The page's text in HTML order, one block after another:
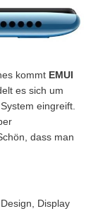
kommt EMUI
es sich um
eingreift.
dass man
Display